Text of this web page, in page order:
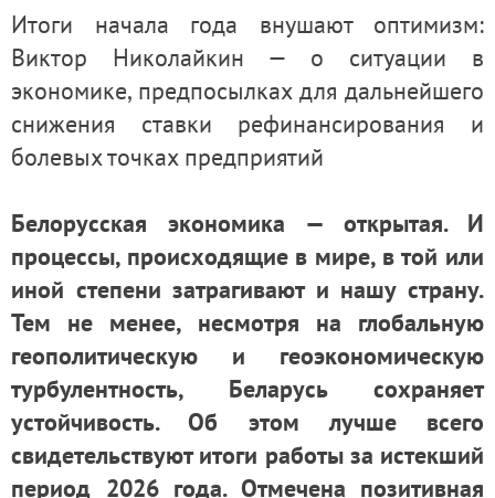
Итоги начала года внушают оптимизм:
Виктор Николайкин — о ситуации в
экономике, предпосылках для дальнейшего
снижения ставки рефинансирования и
болевых точках предприятий
Белорусская экономика — открытая. И
процессы, происходящие в мире, в той или
иной степени затрагивают и нашу страну.
Тем не менее, несмотря на глобальную
геополитическую и геоэкономическую
турбулентность, Беларусь сохраняет
устойчивость. Об этом лучше всего
свидетельствуют итоги работы за истекший
период 2026 года. Отмечена позитивная